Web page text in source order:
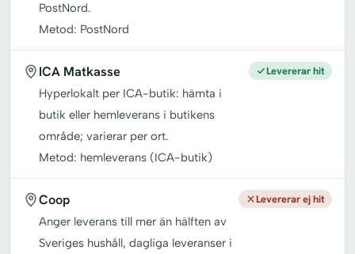
PostNord.
Metod: PostNord
ICA Matkasse
Hyperlokalt per ICA-butik: hämta i
butik eller hemleverans i butikens
område; varierar per ort.
Metod: hemleverans (ICA-butik)
Levererar hit
Coop
Anger leverans till mer än hälften av
Sveriges hushåll, dagliga leveranser i
Levererar ej hit